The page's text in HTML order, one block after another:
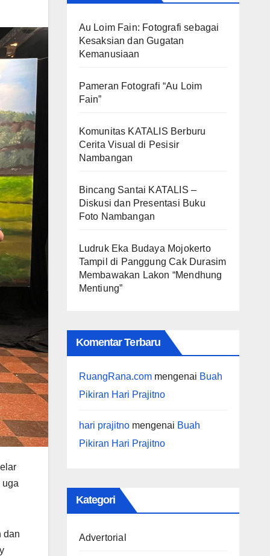
uga
dan
Au Loim Fain: Fotografi sebagai
Kesaksian dan Gugatan
Kemanusiaan
Pameran Fotografi “Au Loim
Fain”
Komunitas KATALIS Berburu
Cerita Visual di Pesisir
Nambangan
Bincang Santai KATALIS –
Diskusi dan Presentasi Buku
Foto Nambangan
Ludruk Eka Budaya Mojokerto
Tampil di Panggung Cak Durasim
Membawakan Lakon “Mendhung
Mentiung”
Komentar Terbaru
RuangRana.commengenai Buah
Pikiran Hari Prajitno
hari prajitnomengenai Buah
Pikiran Hari Prajitno
Kategori
Advertorial